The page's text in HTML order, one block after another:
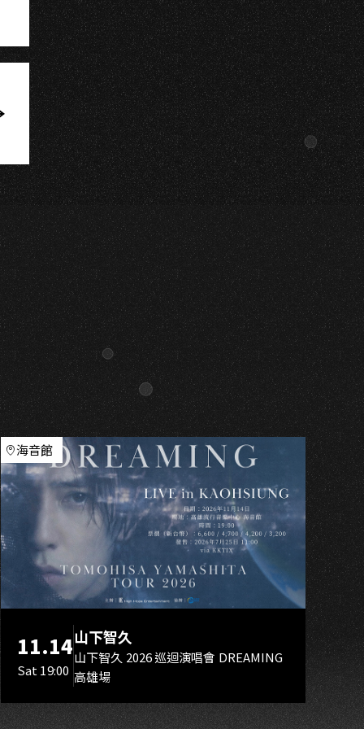
海音館
11.14
Sat 19:00
山下智久
山下智久 2026 巡迴演唱會 DREAMING
高雄場